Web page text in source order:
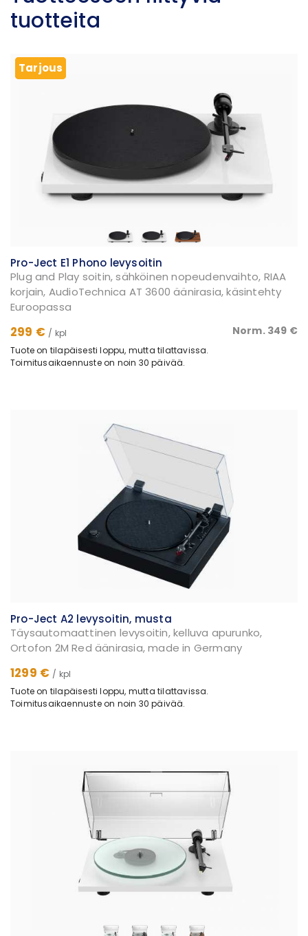
tuotteita
Tarjous
Tarjous
Pro-Ject E1 Phono levysoitin
Plug and Play soitin, sähköinen nopeudenvaihto, RIAA
korjain, AudioTechnica AT 3600 äänirasia, käsintehty
Euroopassa
299 € Norm. 349 €
/ kpl
Tuote on tilapäisesti loppu, mutta tilattavissa.
Toimitusaikaennuste on noin 30 päivää.
Pro-Ject A2 levysoitin, musta
Täysautomaattinen levysoitin, kelluva apurunko,
Ortofon 2M Red äänirasia, made in Germany
1299 € / kpl
Tuote on tilapäisesti loppu, mutta tilattavissa.
Toimitusaikaennuste on noin 30 päivää.